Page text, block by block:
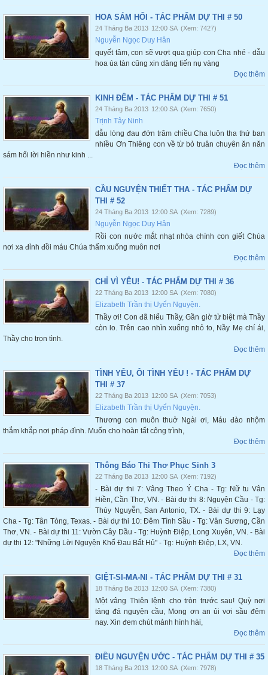
HOA SÁM HỐI - TÁC PHẨM DỰ THI # 50
24 Tháng Ba 2013 12:00 SA (Xem: 7427)
Nguyễn Ngọc Duy Hân
quyết tâm, con sẽ vượt qua giúp con Cha nhé - dẫu
hoa úa tàn cũng xin dâng tiến nụ vàng
Đọc thêm
KINH ĐÊM - TÁC PHẨM DỰ THI # 51
24 Tháng Ba 2013 12:00 SA (Xem: 7650)
Trịnh Tây Ninh
dẫu lòng đau đớn trăm chiều Cha luôn tha thứ ban
nhiều Ơn Thiêng con về từ bỏ truân chuyên ăn năn
sám hối lời hiền như kinh ...
Đọc thêm
CẦU NGUYỆN THIẾT THA - TÁC PHẨM DỰ
THI # 52
24 Tháng Ba 2013 12:00 SA (Xem: 7289)
Nguyễn Ngọc Duy Hân
Rồi con nước mắt nhạt nhòa chính con giết Chúa
nơi xa đỉnh đồi máu Chúa thấm xuống muôn nơi
Đọc thêm
CHỈ VÌ YÊU! - TÁC PHẨM DỰ THI # 36
22 Tháng Ba 2013 12:00 SA (Xem: 7080)
Elizabeth Trần thị Uyển Nguyện.
Thầy ơi! Con đã hiểu Thầy, Gần giờ tử biệt mà Thầy
còn lo. Trên cao nhìn xuống nhỏ to, Nầy Mẹ chí ái,
Thầy cho trọn tình.
Đọc thêm
TÌNH YÊU, ÔI TÌNH YÊU ! - TÁC PHẨM DỰ
THI # 37
22 Tháng Ba 2013 12:00 SA (Xem: 7053)
Elizabeth Trần thị Uyển Nguyện.
Thương con muôn thuở Ngài ơi, Máu đào nhộm
thắm khắp nơi pháp đình. Muốn cho hoàn tất công trình,
Đọc thêm
Thông Báo Thi Thơ Phục Sinh 3
22 Tháng Ba 2013 12:00 SA (Xem: 7192)
- Bài dự thi 7: Vâng Theo Ý Cha - Tg: Nữ tu Vân
Hiền, Cần Thơ, VN. - Bài dự thi 8: Nguyện Cầu - Tg:
Thúy Nguyễn, San Antonio, TX. - Bài dự thi 9: Lạy
Cha - Tg: Tân Tòng, Texas. - Bài dự thi 10: Đêm Tình Sầu - Tg: Vân Sương, Cần
Thơ, VN. - Bài dự thi 11: Vườn Cây Dầu - Tg: Huỳnh Điệp, Long Xuyên, VN. - Bài
dự thi 12: "Những Lời Nguyện Khổ Đau Bất Hủ" - Tg: Huỳnh Điệp, LX, VN.
Đọc thêm
GIỆT-SI-MA-NI - TÁC PHẨM DỰ THI # 31
18 Tháng Ba 2013 12:00 SA (Xem: 7380)
Một vâng Thiên lệnh cho tròn trước sau! Quỳ nơi
tảng đá nguyện cầu, Mong ơn an ủi vơi sầu đêm
nay. Xin đem chút mảnh hình hài,
Đọc thêm
ĐIỀU NGUYỆN ƯỚC - TÁC PHẨM DỰ THI # 35
18 Tháng Ba 2013 12:00 SA (Xem: 7978)